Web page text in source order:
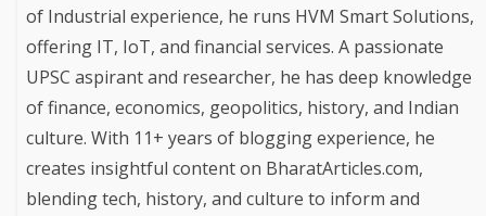
of Industrial experience, he runs HVM Smart Solutions,
offering IT, IoT, and financial services. A passionate
UPSC aspirant and researcher, he has deep knowledge
of finance, economics, geopolitics, history, and Indian
culture. With 11+ years of blogging experience, he
creates insightful content on BharatArticles.com,
blending tech, history, and culture to inform and